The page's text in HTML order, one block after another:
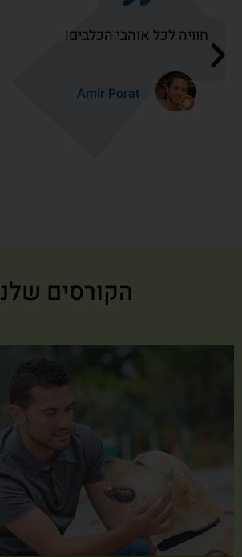
אין כמו כלביית אפיקים. כבוד
ערכים לבני נוער, עבודה קשה של
למצוינות. ביקור חובה למשפחות
להכניס עוד חבר נאמן
הקורסים